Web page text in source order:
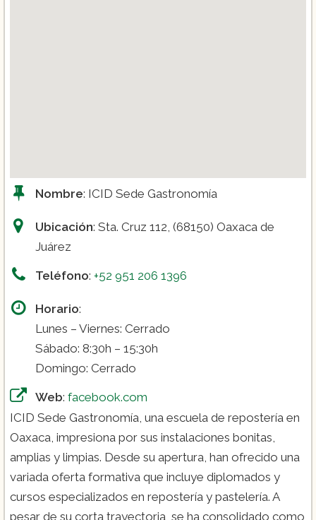
Nombre: ICID Sede Gastronomía
Ubicación: Sta. Cruz 112, (68150) Oaxaca de
Juárez
Teléfono: +52 951 206 1396
Horario:
Lunes – Viernes: Cerrado
Sábado: 8:30h – 15:30h
Domingo: Cerrado
Web: facebook.com
ICID Sede Gastronomía, una escuela de repostería en
Oaxaca, impresiona por sus instalaciones bonitas,
amplias y limpias. Desde su apertura, han ofrecido una
variada oferta formativa que incluye diplomados y
cursos especializados en repostería y pastelería. A
pesar de su corta trayectoria, se ha consolidado como